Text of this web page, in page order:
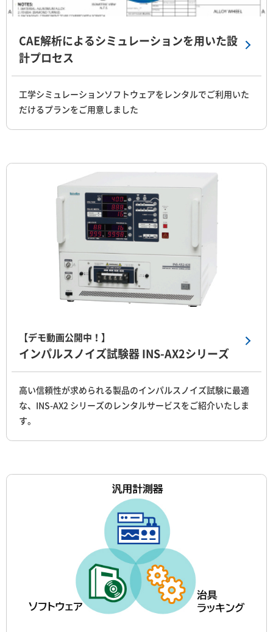
CAE解析によるシミュレーションを用いた設
計プロセス
工学シミュレーションソフトウェアをレンタルでご利用いた
だけるプランをご用意しました
【デモ動画公開中！】
インパルスノイズ試験器 INS-AX2シリーズ
高い信頼性が求められる製品のインパルスノイズ試験に最適
な、INS-AX2 シリーズのレンタルサービスをご紹介いたしま
す。